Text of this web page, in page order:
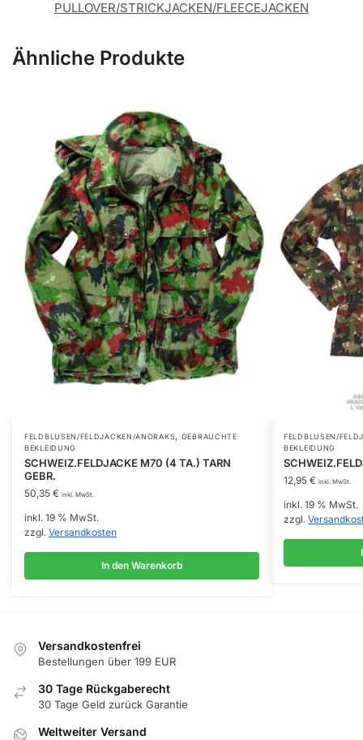
PULLOVER/STRICKJACKEN/FLEECEJACKEN
Ähnliche Produkte
FELDBLUSEN/FELDJACKEN/ANORAKS, GEBRAUCHTE
BEKLEIDUNG
SCHWEIZ.FELDJACKE M70 (4 TA.) TARN
GEBR.
50,35 € inkl. MwSt.
inkl. 19 % MwSt.
zzgl. Versandkosten
In den Warenkorb
FELDBLUSEN/
BEKLEIDUNG
12,95 € inkl. MwSt.
inkl. 19 % MwSt.
zzgl.
Versandkostenfrei
Bestellungen über 199 EUR
30 Tage Rückgaberecht
30 Tage Geld zurück Garantie
Weltweiter Versand